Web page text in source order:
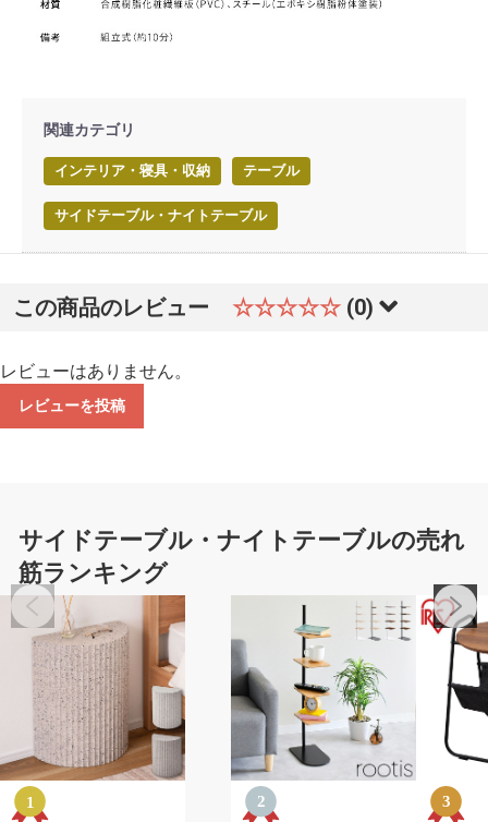
関連カテゴリ
インテリア・寝具・収納 テーブル
サイドテーブル・ナイトテーブル
この商品のレビュー ☆☆☆☆☆ (0)
レビューはありません。
レビューを投稿
サイドテーブル・ナイトテーブルの売れ
筋ランキング